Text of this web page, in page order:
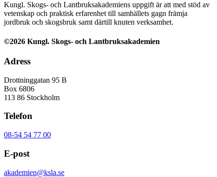
Kungl. Skogs- och Lantbruksakademiens uppgift är att med stöd av
vetenskap och praktisk erfarenhet till samhällets gagn främja
jordbruk och skogsbruk samt därtill knuten verksamhet.
©2026 Kungl. Skogs- och Lantbruksakademien
Adress
Drottninggatan 95 B
Box 6806
113 86 Stockholm
Telefon
08-54 54 77 00
E-post
akademien@ksla.se